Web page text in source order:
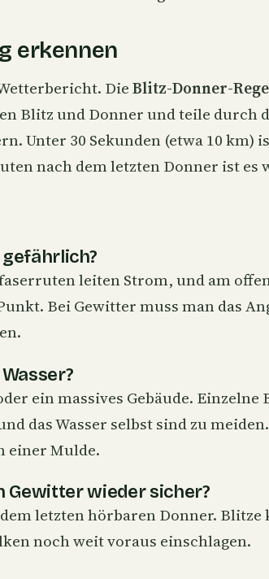
erkennen
DieBlitz-Donner-
Blitz und Donner und teile durch
Unter 30 Sekunden (etwa 10 km)
nach dem letzten Donner ist es
leiten Strom, und am
Bei Gewitter muss man das
ein massives Gebäude. Einzelne
das Wasser selbst sind zu
einer Mulde.
Gewitter wieder sicher?
letzten hörbaren Donner. Blitze
noch weit voraus einschlagen.